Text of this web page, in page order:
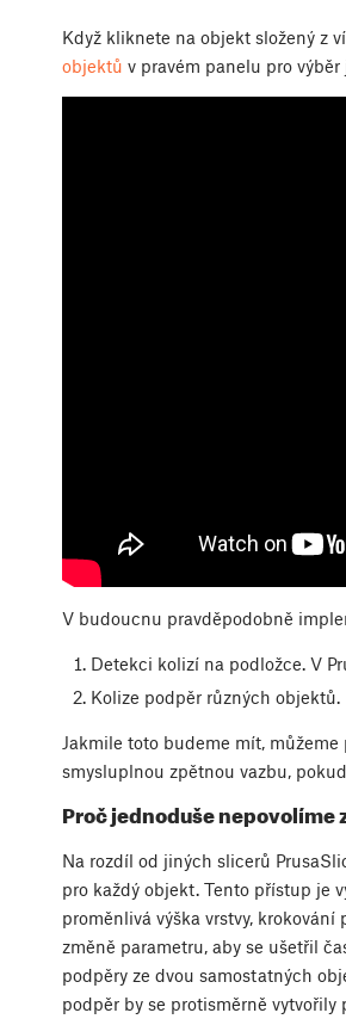
Když kliknete na objekt složený z
objektů v pravém panelu pro
V budoucnu pravděpodobně
Detekci kolizí na podložce. V
Kolize podpěr různých objektů.
Jakmile toto budeme mít,
smysluplnou zpětnou vazbu,
Proč jednoduše
Na rozdíl od jiných slicerů
pro každý objekt. Tento přístup je
proměnlivá výška vrstvy,
změně parametru, aby se ušetřil
podpěry ze dvou samostatných
podpěr by se protisměrně